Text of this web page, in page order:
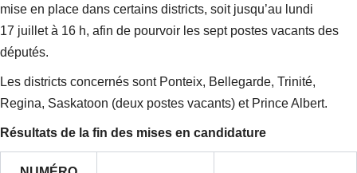
mise en place dans certains districts, soit jusqu’au lundi
17 juillet à 16 h, afin de pourvoir les sept postes vacants des
députés.
Les districts concernés sont Ponteix, Bellegarde, Trinité,
Regina, Saskatoon (deux postes vacants) et Prince Albert.
Résultats de la fin des mises en candidature